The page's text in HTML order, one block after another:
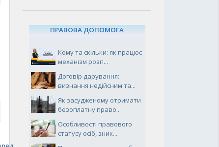
ПРАВОВА ДОПОМОГА
Кому та скільки: як працює
механізм розп...
Договір дарування:
визнання недійсним та...
Як засудженому отримати
безоплатну право...
Особливості правового
статусу осіб, зник...